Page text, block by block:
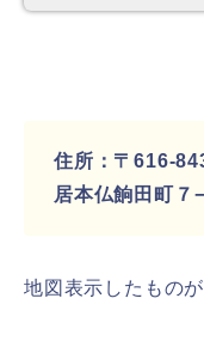
住所： 〒616-
居本仏餉田町７
地図表示したもの